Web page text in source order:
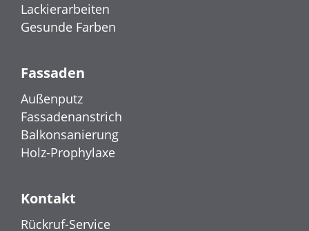
Lackierarbeiten
Gesunde Farben
Fassaden
Außenputz
Fassadenanstrich
Balkonsanierung
Holz-Prophylaxe
Kontakt
Rückruf-Service